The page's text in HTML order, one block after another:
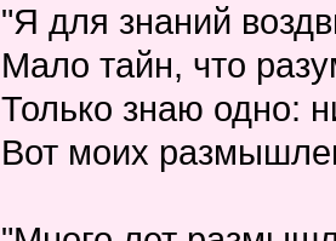
"Я для знаний
Мало тайн, что
Только знаю одно:
Вот моих